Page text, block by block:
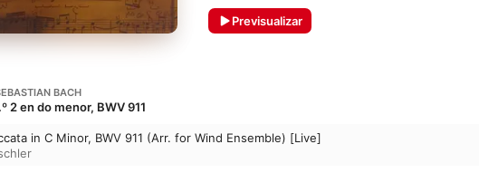
Previsualizar
BACH
2 en do menor, BWV 911
in C Minor, BWV 911 (Arr. for Wind Ensemble) [Live]